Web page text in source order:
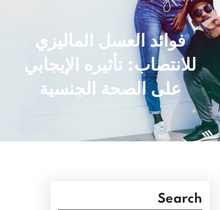
فوائد العسل الماليزي
للانتصاب: تأثيره الإيجابي
على الصحة الجنسية
Search